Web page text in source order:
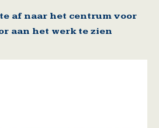
af naar het centrum voor
aan het werk te zien